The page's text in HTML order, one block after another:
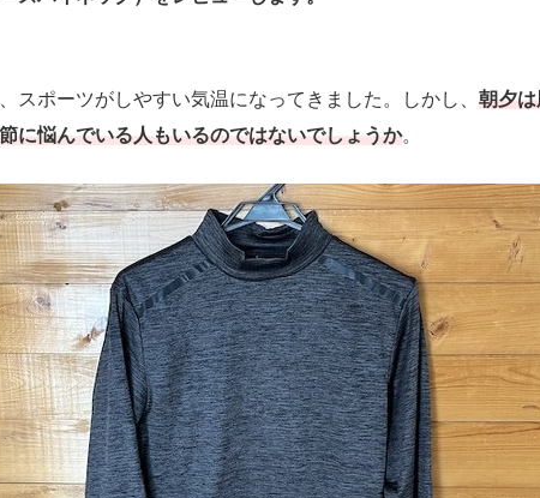
になるネットの話題
スポーツがしやすい気温になってきました。しかし、 朝夕
に悩んでいる人もいるのではないでしょうか。